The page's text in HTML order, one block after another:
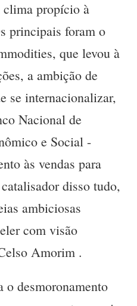
propício à
principais foram o
que levou à
a ambição de
se internacionalizar,
Nacional de
e Social -
às vendas para
disso tudo,
ambiciosas
com visão
Amorim .
o desmoronamento